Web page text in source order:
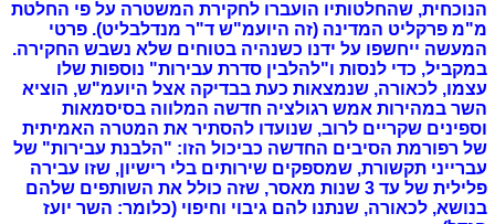
הנוכחית, שהחלטותיו הועברו לחקירת המשטרה על פי החלטת
מ"מ פרקליט המדינה (זה היועמ"ש ד"ר מנדלבליט). פרטי
המעשה ייחשפו על ידנו כשנהיה בטוחים שלא נשבש החקירה.
במקביל, כדי לנסות ו"להלבין סדרת עבירות" נוספות שלו
עצמו, לכאורה, שנמצאות כעת בבדיקה אצל היועמ"ש, הוציא
השר במהירות אמש רגולציה חדשה המלווה בסיסמאות
וספינים שקריים לרוב, שנועדו להסתיר את המטרה האמיתית
של רפורמת הסיבים החדשה כביכול הזו: "הלבנת עבירות" של
עברייני תקשורת, שמספקים שירותים בלי רישיון, שזו עבירה
פלילית של עד 3 שנות מאסר, שזה כולל את השותפים שלהם
בנושא, לכאורה, שנתנו להם גיבוי וחיפוי (כלומר: השר יועז